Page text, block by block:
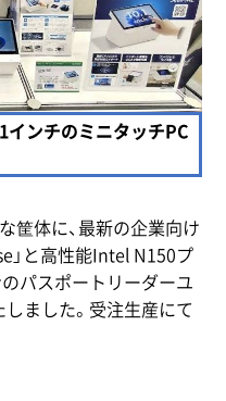
インチのミニタッチPC
筐体に、最新の企業向け
」と高性能Intel N150プ
パスポートリーダーユ
ました。受注生産にて